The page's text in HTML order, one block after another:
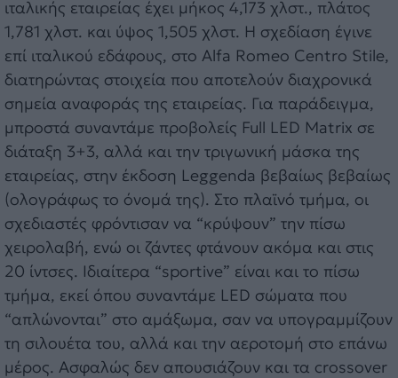
ιταλικής εταιρείας έχει μήκος 4,173 χλστ., πλάτος
1,781 χλστ. και ύψος 1,505 χλστ. Η σχεδίαση έγινε
επί ιταλικού εδάφους, στο Alfa Romeo Centro Stile,
διατηρώντας στοιχεία που αποτελούν διαχρονικά
σημεία αναφοράς της εταιρείας. Για παράδειγμα,
μπροστά συναντάμε προβολείς Full LED Matrix σε
διάταξη 3+3, αλλά και την τριγωνική μάσκα της
εταιρείας, στην έκδοση Leggenda βεβαίως βεβαίως
(ολογράφως το όνομά της). Στο πλαϊνό τμήμα, οι
σχεδιαστές φρόντισαν να “κρύψουν” την πίσω
χειρολαβή, ενώ οι ζάντες φτάνουν ακόμα και στις
20 ίντσες. Ιδιαίτερα “sportive” είναι και το πίσω
τμήμα, εκεί όπου συναντάμε LED σώματα που
“απλώνονται” στο αμάξωμα, σαν να υπογραμμίζουν
τη σιλουέτα του, αλλά και την αεροτομή στο επάνω
μέρος. Ασφαλώς δεν απουσιάζουν και τα crossover